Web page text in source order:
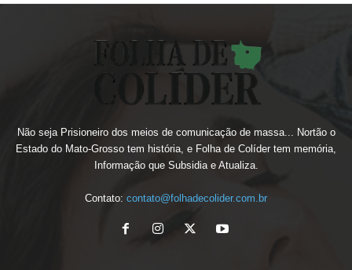
Não seja Prisioneiro dos meios de comunicação de massa... Nortão o
Estado do Mato-Grosso tem história, e Folha de Colíder tem memória,
Informação que Subsidia e Atualiza.
Contato: contato@folhadecolider.com.br